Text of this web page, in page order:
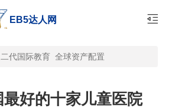
EB5达人网
讯
最好的十家儿童医院